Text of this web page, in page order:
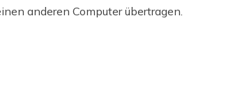
anderen Computer übertragen.